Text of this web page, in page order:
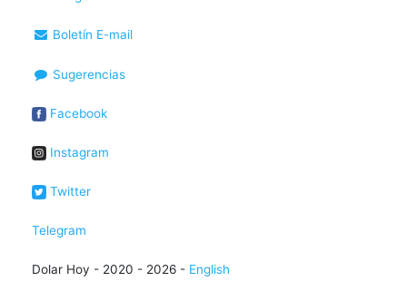
Boletín E-mail
Sugerencias
Facebook
Instagram
Twitter
Telegram
Dolar Hoy - 2020 - 2026 - English